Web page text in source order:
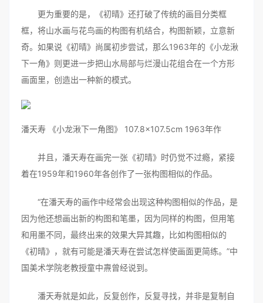
更为重要的是，《初晴》还打破了传统的画目分类框
框，将山水画与花鸟画的构图有机结合，构图新颖，立意新
奇。如果说《初晴》尚属初步尝试，那么1963年的《小龙湫
下一角》则更进一步把山水局部与烂漫山花组合在一个方形
画面里，创造出一种新的模式。
潘天寿 《小龙湫下一角图》 107.8×107.5cm 1963年作
并且，潘天寿在画完一张《初晴》时仍觉不过瘾，紧接
着在1959年和1960年各创作了一张构图相似的作品。
“在潘天寿的画作中经常会出现这种构图相似的作品，是
因为他还想画出新的构图和笔墨，因为同样的构图，但用笔
和用墨不同，最终出来的效果大异其趣，比如构图相似的
《初晴》，就有可能是潘天寿在尝试怎样使画面更简练。”中
国美术学院老教授童中燾曾经说到。
潘天寿就是如此，反复创作，反复寻找，并非是复制自